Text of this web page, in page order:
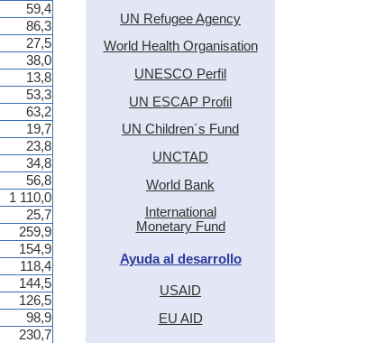
59,4
86,3
27,5
38,0
13,8
53,3
63,2
19,7
23,8
34,8
56,8
1 110,0
25,7
259,9
154,9
118,4
144,5
126,5
98,9
230,7
UN Refugee Agency
World Health Organisation
UNESCO Perfil
UN ESCAP Profil
UN Children´s Fund
UNCTAD
World Bank
International
Monetary Fund
Ayuda al desarrollo
USAID
EU AID